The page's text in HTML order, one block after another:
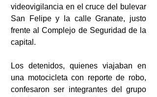
videovigilancia en el cruce del bulevar
San Felipe y la calle Granate, justo
frente al Complejo de Seguridad de la
capital.
Los detenidos, quienes viajaban en
una motocicleta con reporte de robo,
confesaron ser integrantes del grupo